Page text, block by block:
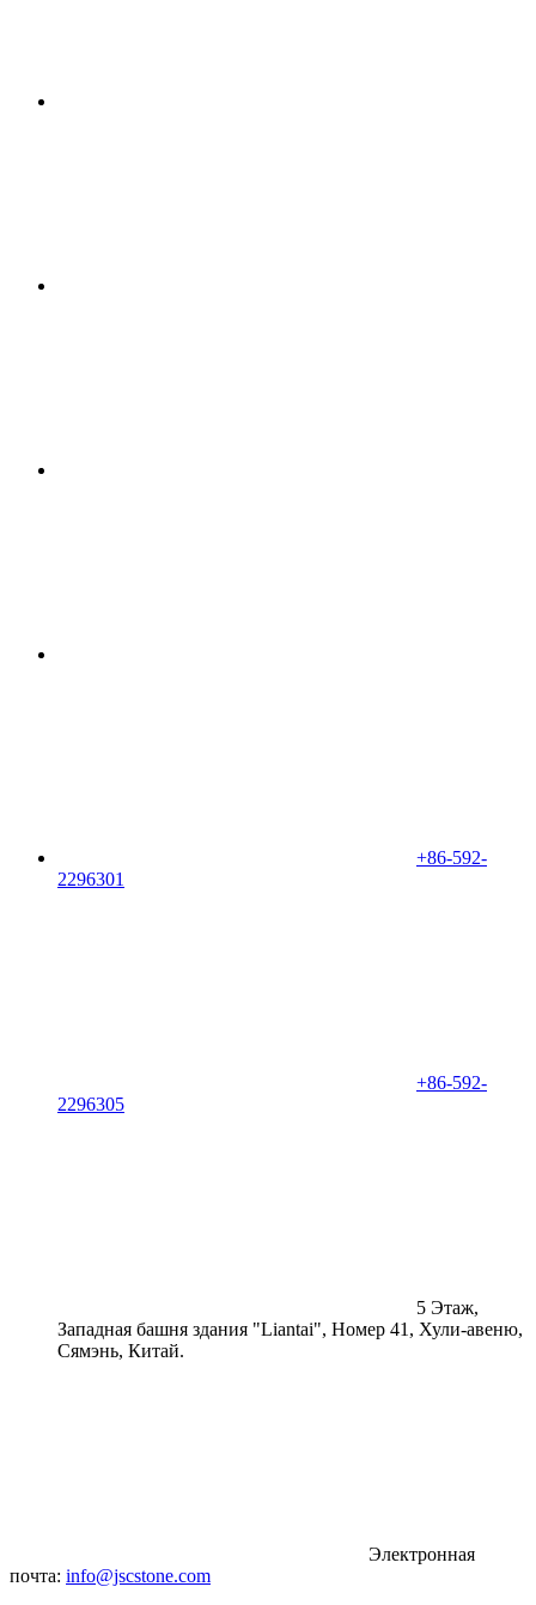
+86-592-
2296301
+86-592-
2296305
5 Этаж,
Западная башня здания "Liantai", Номер 41, Хули-авеню,
Сямэнь, Китай.
Электронная
почта: info@jscstone.com